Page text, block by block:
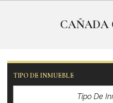
CAÑADA
TIPO DE INMUEBLE
Tipo De